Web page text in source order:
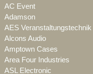
AC Event
Adamson
AES Veranstaltungstechnik
Alcons Audio
Amptown Cases
Area Four Industries
ASL Electronic